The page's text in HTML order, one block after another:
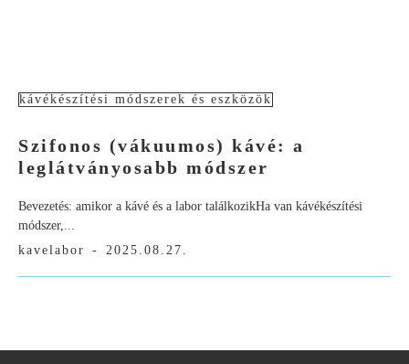
kávékészítési módszerek és eszközök
Szifonos (vákuumos) kávé: a
leglátványosabb módszer
Bevezetés: amikor a kávé és a labor találkozikHa van kávékészítési
módszer,...
kavelabor
- 2025.08.27.